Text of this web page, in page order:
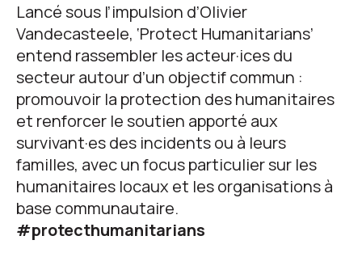
Lancé sous l’impulsion d’Olivier
Vandecasteele, ‘Protect Humanitarians’
entend rassembler les acteur·icesdu
secteur autour d’un objectif commun :
promouvoir la protection des humanitaires
et renforcer le soutien apporté aux
survivant·esdes incidents ou à leurs
familles, avec un focus particulier sur les
humanitaires locaux et les organisations à
base communautaire.
#protecthumanitarians